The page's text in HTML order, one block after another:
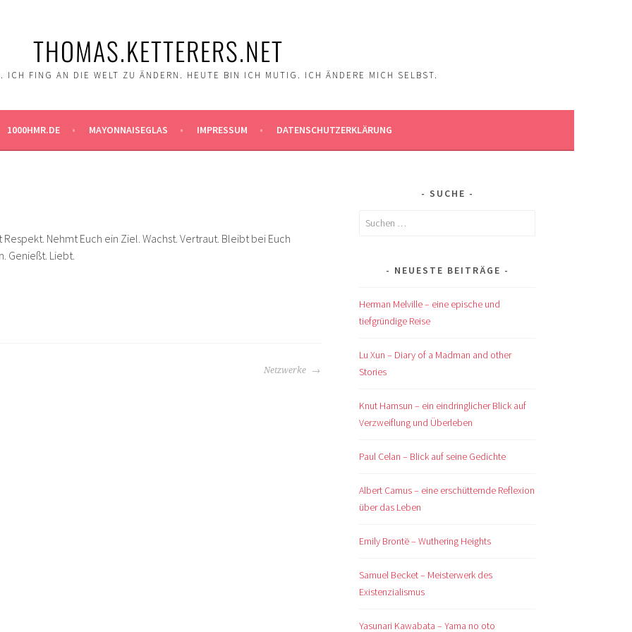
THOMAS.KETTERERS.NET
ICH FING AN DIE WELT ZU ÄNDERN. HEUTE BIN ICH MUTIG. ICH ÄNDERE MICH SELBST.
1000HMR.DE MAYONNAISEGLAS IMPRESSUM DATENSCHUTZERKLÄRUNG
Nehmt Euch ein Ziel. Wachst. Vertraut. Bleibt bei Euch
Genießt. Liebt.
Netzwerke
SUCHE
Suchen
NEUESTE BEITRÄGE
Herman Melville – eine epische und
tiefgründige Reise
Lu Xun – Diary of a Madman and other
Stories
Knut Hamsun – ein eindringlicher Blick auf
Verzweiflung und Überleben
Paul Celan – Blick auf seine Gedichte
Albert Camus – eine erschütternde Reflexion
über das Leben
Emily Brontë – Wuthering Heights
Samuel Becket – Meisterwerk des
Existenzialismus
Yasunari Kawabata – Yama no oto